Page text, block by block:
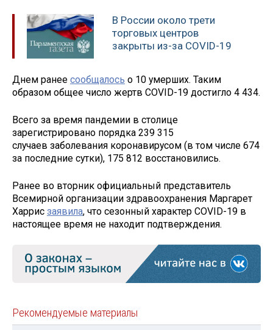
В России около трети
торговых центров
закрыты из-за COVID-19
Днем ранее сообщалось о 10 умерших. Таким
образом общее число жертв COVID-19 достигло 4 434.
Всего за время пандемии в столице
зарегистрировано порядка 239 315
случаев заболевания коронавирусом (в том числе 674
за последние сутки), 175 812 восстановились.
Ранее во вторник официальный представитель
Всемирной организации здравоохранения Маргарет
Харрис заявила, что сезонный характер COVID-19 в
настоящее время не находит подтверждения.
Рекомендуемые материалы